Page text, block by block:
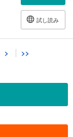
試し読み
> >>